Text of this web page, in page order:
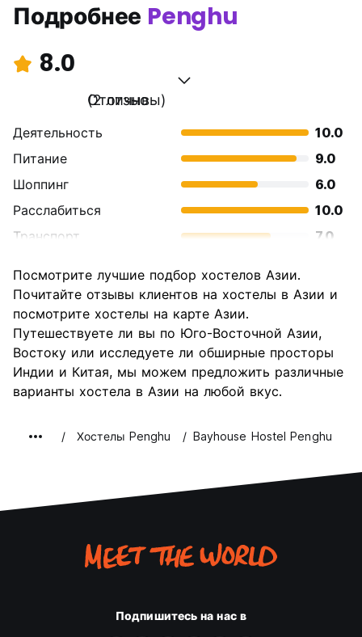
Подробнее Penghu
8.0
Отлично
(2 отзывы)
Деятельность
10.0
Питание
9.0
Шоппинг
6.0
Расслабиться
10.0
Транспорт
7.0
достопримечательностей
Культура
Ночная жизнь
4.0
Соотношение цены и
качества
8.0
Посмотрите лучшие подбор хостелов Азии.
Почитайте отзывы клиентов на хостелы в Азии и
посмотрите хостелы на карте Азии.
Путешествуете ли вы по Юго-Восточной Азии,
Востоку или исследуете ли обширные просторы
Индии и Китая, мы можем предложить различные
варианты хостела в Азии на любой вкус.
Хостелы Penghu Bayhouse Hostel Penghu
Подпишитесь на нас в